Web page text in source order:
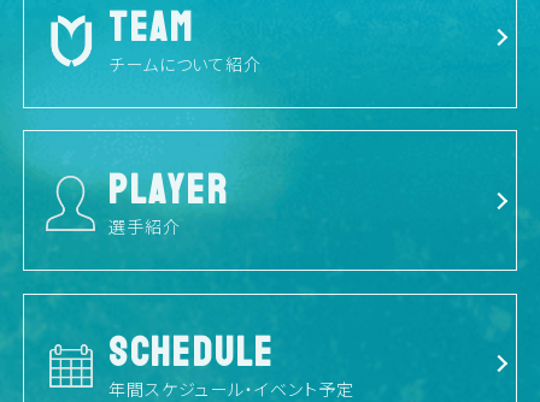
TEAM
チームについて紹介
PLAYER
選手紹介
SCHEDULE
年間スケジュール・イベント予定